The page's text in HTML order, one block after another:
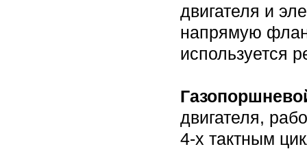
двигателя и
напрямую
используется
двигателя,
4-х тактным